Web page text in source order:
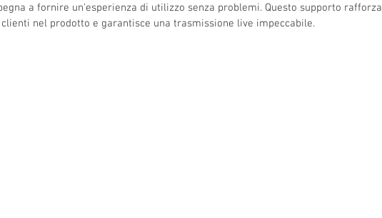
a fornire un'esperienza di utilizzo senza problemi. Questo supporto rafforza
nel prodotto e garantisce una trasmissione live impeccabile.